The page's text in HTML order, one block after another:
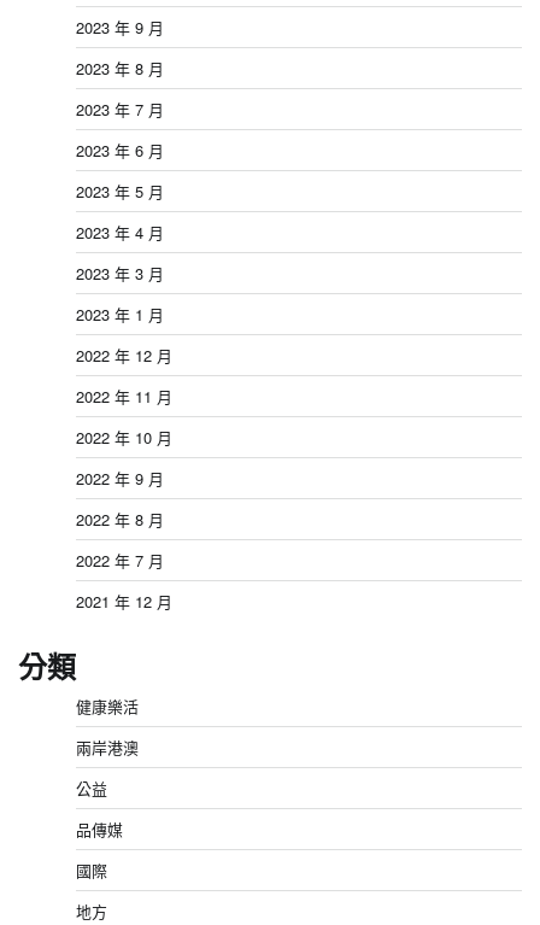
2023 年 9 月
2023 年 8 月
2023 年 7 月
2023 年 6 月
2023 年 5 月
2023 年 4 月
2023 年 3 月
2023 年 1 月
2022 年 12 月
2022 年 11 月
2022 年 10 月
2022 年 9 月
2022 年 8 月
2022 年 7 月
2021 年 12 月
分類
健康樂活
兩岸港澳
公益
品傳媒
國際
地方